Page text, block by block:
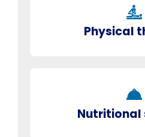
Physical
Nutritional